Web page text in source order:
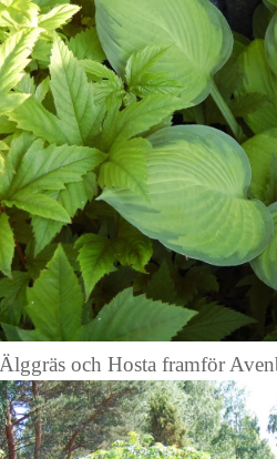
Älggräs och Hosta framför